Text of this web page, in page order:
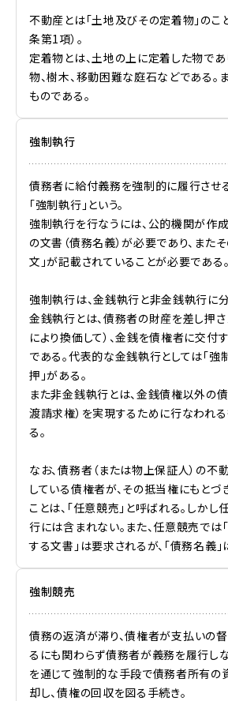
不動産とは「土地及びその定着物」のこ
条第1項）。
定着物とは、土地の上に定着した物であ
物、樹木、移動困難な庭石などである。
ものである。
強制執行
債務者に給付義務を強制的に履行させ
「強制執行」という。
強制執行を行なうには、公的機関が作
の文書（債務名義）が必要であり、また
文」が記載されていることが必要である。
強制執行は、金銭執行と非金銭執行に分
金銭執行とは、債務者の財産を差し押さ
により換価して）、金銭を債権者に交付
である。代表的な金銭執行としては「強
押」がある。
また非金銭執行とは、金銭債権以外の
渡請求権）を実現するために行なわれ
る。
なお、債務者（または物上保証人）の不
している債権者が、その抵当権にもと
ことは、「任意競売」と呼ばれる。しか
行には含まれない。また、任意競売では
する文書」は要求されるが、「債務名義
強制競売
債務の返済が滞り、債権者が支払いの
るにも関わらず債務者が義務を履行し
を通じて強制的な手段で債務者所有の
却し、債権の回収を図る手続き。